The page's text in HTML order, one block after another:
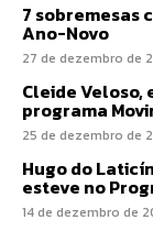
7 sobremesas
Ano-Novo
27 de dezembro de
Cleide Veloso,
programa
25 de dezembro de
Hugo do
esteve no
14 de dezembro de